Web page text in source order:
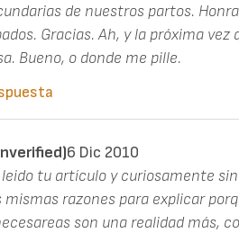
de nuestros partos.
Gracias. Ah, y la próxima
Bueno, o donde me pille.
6 Dic 2010
leido tu artículo y curiosamente
mismas razones para explicar
son una realidad más,